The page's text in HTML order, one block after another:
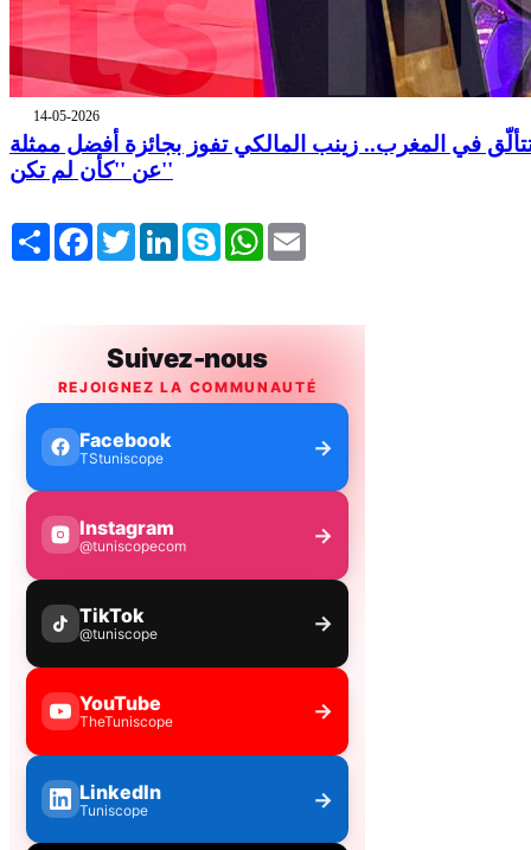
14-05-2026
في المغرب.. زينب المالكي تفوز بجائزة أفضل ممثلة
عن ''كأن لم تكن''
Share FacebookTwitterLinkedInSkype WhatsApp